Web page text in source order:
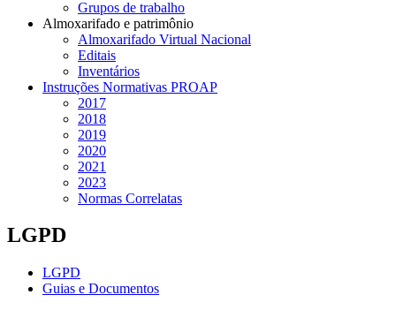
Grupos de trabalho
Almoxarifado e patrimônio
Almoxarifado Virtual Nacional
Editais
Inventários
Instruções Normativas PROAP
2017
2018
2019
2020
2021
2023
Normas Correlatas
LGPD
LGPD
Guias e Documentos